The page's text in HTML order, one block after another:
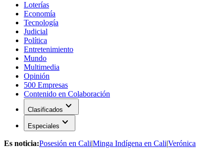
Loterías
Economía
Tecnología
Judicial
Política
Entretenimiento
Mundo
Multimedia
Opinión
500 Empresas
Contenido en Colaboración
Clasificados expand_more
Especiales expand_more
Es noticia:Posesión en Cali|Minga Indígena en Cali|Verónica